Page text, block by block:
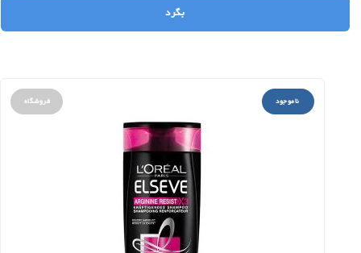
ناموجود فروشگاه